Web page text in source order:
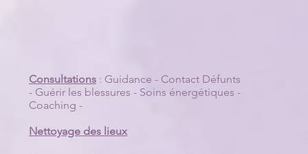
de la Mort :
d'un symbole
Consultations : Guidance - Contact Défunts
- Guérir les blessures - Soins énergétiques -
Coaching -
Nettoyage des lieux